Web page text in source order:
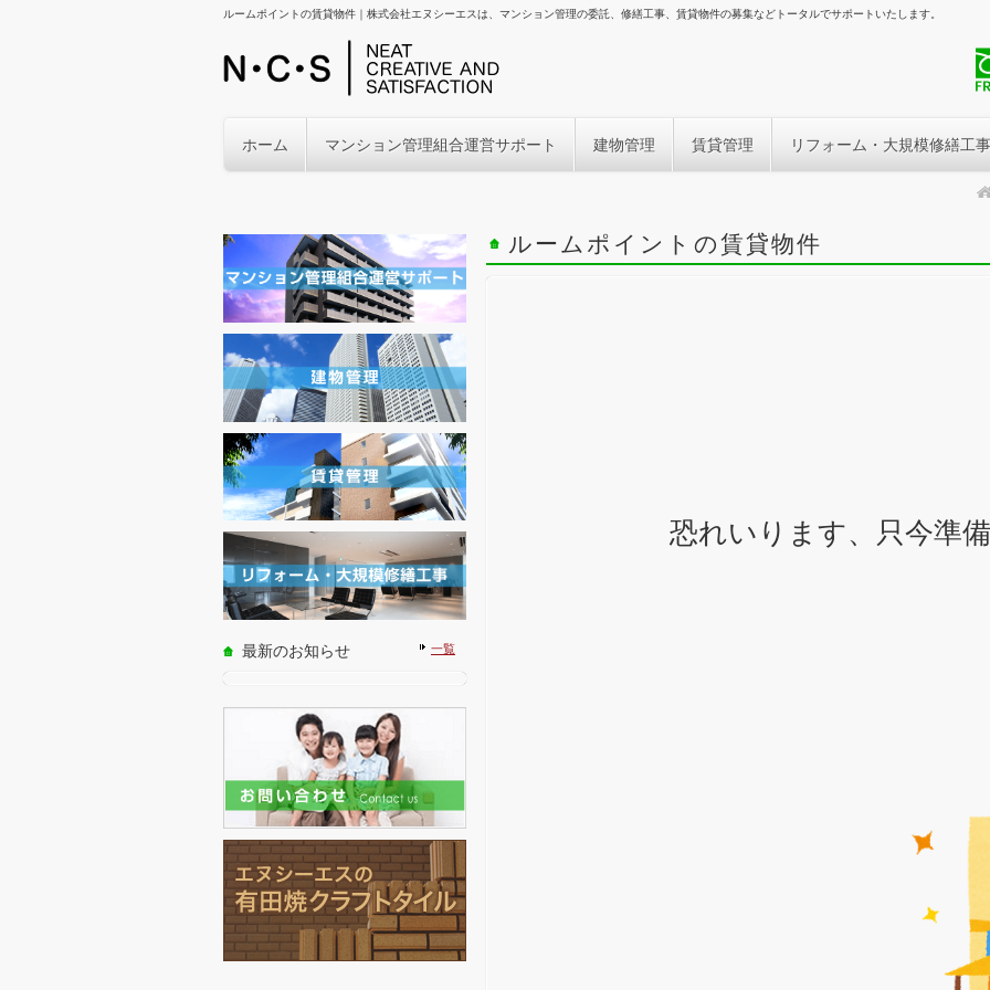
ルームポイントの賃貸物件｜株式会社エヌシーエスは、マンション管理の委託、修繕工事、賃貸物件の募集などトータルでサポートいたします。
ホーム マンション管理組合運営サポート 建物管理 賃貸管理 リフォーム・大規模修繕工事
ルームポイントの賃貸物件
恐れいります、只今準
最新のお知らせ 一覧